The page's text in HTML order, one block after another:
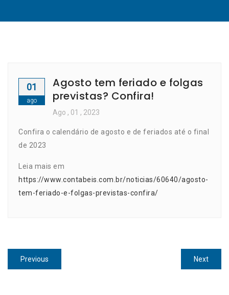
01
ago
Agosto tem feriado e folgas
previstas? Confira!
Ago , 01 , 2023
Confira o calendário de agosto e de feriados até o final
de 2023
Leia mais em
https://www.contabeis.com.br/noticias/60640/agosto-
tem-feriado-e-folgas-previstas-confira/
Navegação
de
Previous
post:
NextNext
post: